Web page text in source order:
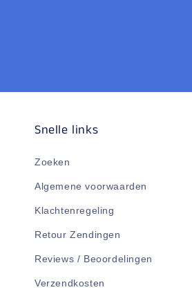
Snelle links
Zoeken
Algemene voorwaarden
Klachtenregeling
Retour Zendingen
Reviews / Beoordelingen
Verzendkosten